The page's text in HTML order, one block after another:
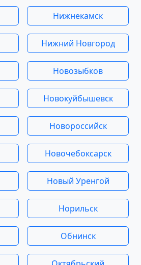
Нижнекамск
Нижний Новгород
Новозыбков
Новокуйбышевск
Новороссийск
Новочебоксарск
Новый Уренгой
Норильск
Обнинск